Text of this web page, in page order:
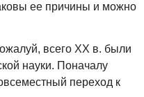
ее причины и можно
всего XX в. были
науки. Поначалу
переход к